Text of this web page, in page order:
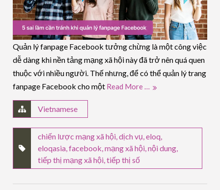
Quản lý fanpage Facebook tưởng chừng là một công việc
dễ dàng khi nền tảng mạng xã hội này đã trở nên quá quen
thuộc với nhiều người. Thế nhưng, để có thể quản lý trang
fanpage Facebook cho một Read More …
Vietnamese
chiến lược mạng xã hội,dịch vụ,eloq,
eloqasia,facebook,mạng xã hội,nội dung,
tiếp thị mạng xã hội,tiếp thị số